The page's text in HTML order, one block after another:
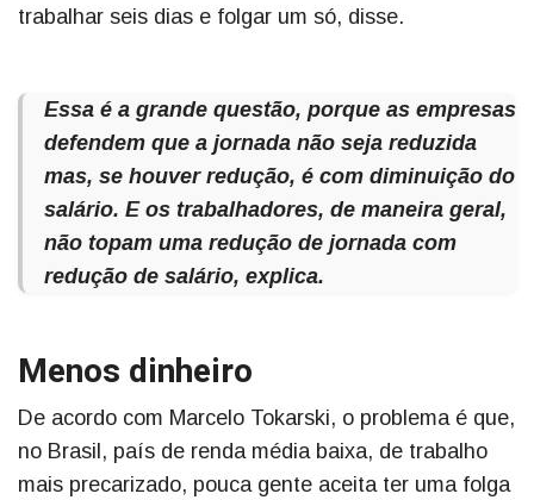
trabalhar seis dias e folgar um só, disse.
Essa é a grande questão, porque as empresas
defendem que a jornada não seja reduzida
mas, se houver redução, é com diminuição do
salário. E os trabalhadores, de maneira geral,
não topam uma redução de jornada com
redução de salário, explica.
Menos dinheiro
De acordo com Marcelo Tokarski, o problema é que,
no Brasil, país de renda média baixa, de trabalho
mais precarizado, pouca gente aceita ter uma folga